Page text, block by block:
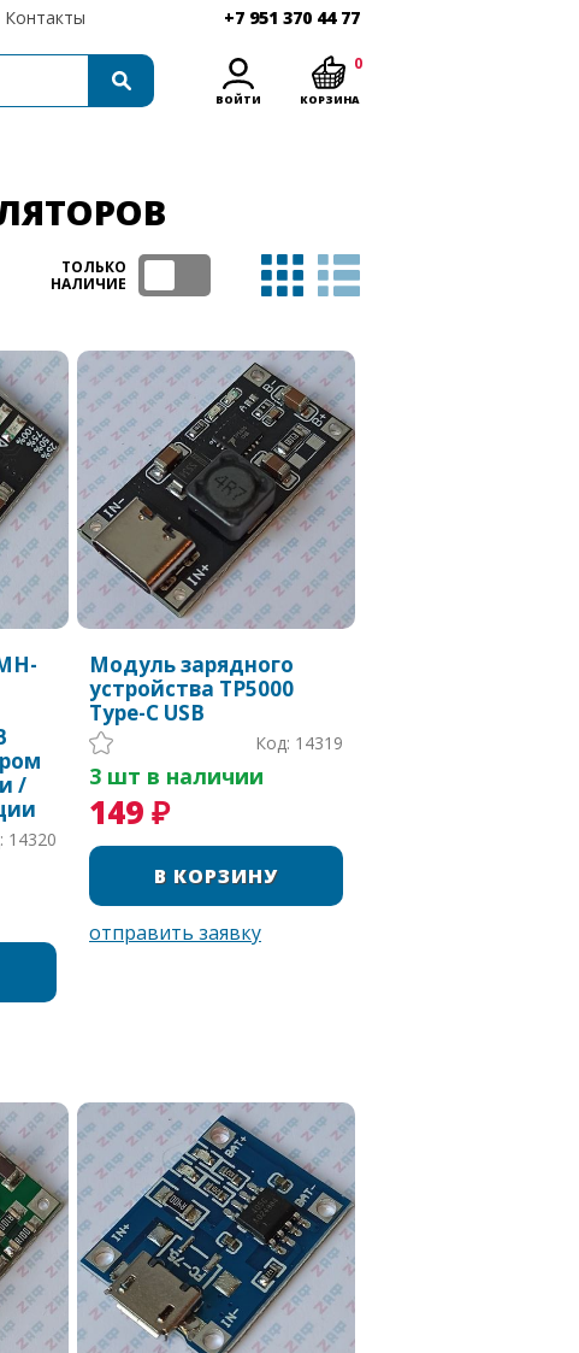
Контакты +7 951 370 44 77
ВОЙТИ КОРЗИНА
0
ТОЛЬКО
НАЛИЧИЕ
/
14320
Модуль зарядного
устройства TP5000
Type-C USB
Код: 14319
3 шт в наличии
149 ₽